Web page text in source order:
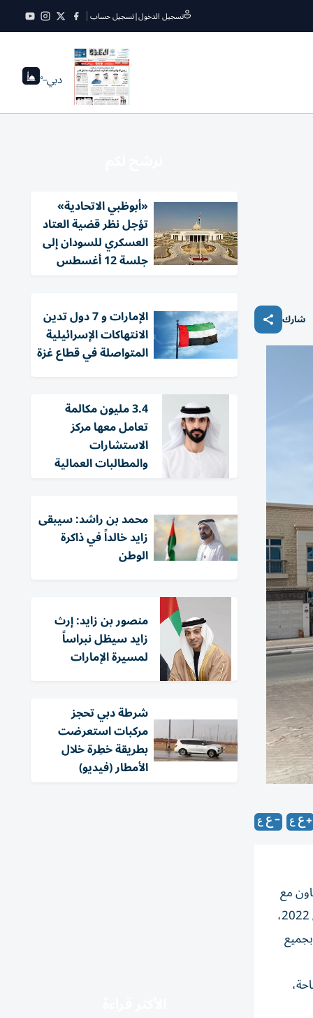
تسجيل الدخول|تسجيل حساب
دبي--°
شارك
مع
فريق التفتيش الميداني المشترك الذي تم تشكيله بموجب قرار المجلس الأعلى للطاقة رقم 1 لسنة 2022، بتاريخ 29 يونيو/ حيران 2022،
«أبوظبي الاتحادية»
تؤجل نظر قضية العتاد
العسكري للسودان إلى
جلسة 12 أغسطس
الإمارات و 7 دول تدين
الانتهاكات الإسرائيلية
المتواصلة في قطاع غزة
3.4 مليون مكالمة
تعامل معها مركز
الاستشارات
والمطالبات العمالية
محمد بن راشد: سيبقى
زايد خالداً في ذاكرة
الوطن
منصور بن زايد: إرث
زايد سيظل نبراساً
لمسيرة الإمارات
شرطة دبي تحجز
مركبات استعرضت
بطريقة خطِرة خلال
الأمطار (فيديو)